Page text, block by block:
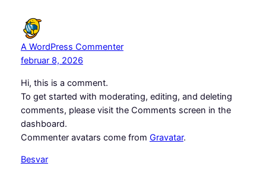
A WordPress Commenter
februar 8, 2026
Hi, this is a comment.
To get started with moderating, editing, and deleting
comments, please visit the Comments screen in the
dashboard.
Commenter avatars come from Gravatar.
Besvar